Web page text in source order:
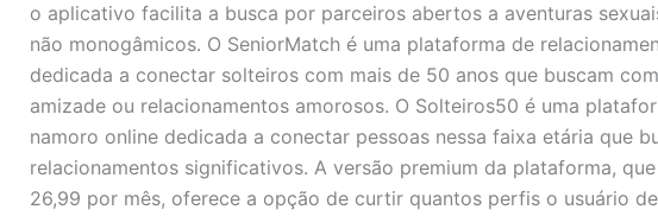
o aplicativo facilita a busca por parceiros abertos a aventuras
não monogâmicos. O SeniorMatch é uma plataforma de
dedicada a conectar solteiros com mais de 50 anos que buscam
amizade ou relacionamentos amorosos. O Solteiros50 é uma
namoro online dedicada a conectar pessoas nessa faixa etária que
relacionamentos significativos. A versão premium da plataforma,
26,99 por mês, oferece a opção de curtir quantos perfis o usuário